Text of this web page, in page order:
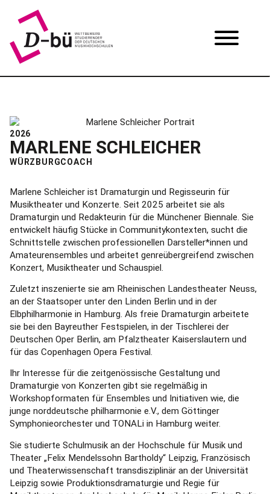
2026
MARLENE SCHLEICHER
WÜRZBURGCOACH
Marlene Schleicher ist Dramaturgin und Regisseurin für
Musiktheater und Konzerte. Seit 2025 arbeitet sie als
Dramaturgin und Redakteurin für die Münchener Biennale. Sie
entwickelt häufig Stücke in Communitykontexten, sucht die
Schnittstelle zwischen professionellen Darsteller*innen und
Amateurensembles und arbeitet genreübergreifend zwischen
Konzert, Musiktheater und Schauspiel.
Zuletzt inszenierte sie am Rheinischen Landestheater Neuss,
an der Staatsoper unter den Linden Berlin und in der
Elbphilharmonie in Hamburg. Als freie Dramaturgin arbeitete
sie bei den Bayreuther Festspielen, in der Tischlerei der
Deutschen Oper Berlin, am Pfalztheater Kaiserslautern und
für das Copenhagen Opera Festival.
Ihr Interesse für die zeitgenössische Gestaltung und
Dramaturgie von Konzerten gibt sie regelmäßig in
Workshopformaten für Ensembles und Initiativen wie, die
junge norddeutsche philharmonie e.V., dem Göttinger
Symphonieorchester und TONALi in Hamburg weiter.
Sie studierte Schulmusik an der Hochschule für Musik und
Theater „Felix Mendelssohn Bartholdy“ Leipzig, Französisch
und Theaterwissenschaft transdisziplinär an der Universität
Leipzig sowie Produktionsdramaturgie und Regie für